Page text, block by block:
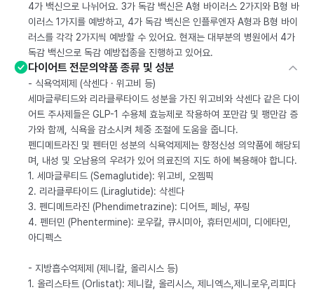
4가 백신으로 나뉘어요. 3가 독감 백신은 A형 바이러스 2가지와 B형 바
이러스 1가지를 예방하고, 4가 독감 백신은 인플루엔자 A형과 B형 바이
러스를 각각 2가지씩 예방할 수 있어요. 현재는 대부분의 병원에서 4가
독감 백신으로 독감 예방접종을 진행하고 있어요.
다이어트 전문의약품 종류 및 성분
- 식욕억제제 (삭센다 · 위고비 등)
세마글루티드와 리라클루타이드 성분을 가진 위고비와 삭센다 같은 다이
어트 주사제들은 GLP-1 수용체 효능제로 작용하여 포만감 및 팽만감 증
가와 함께, 식욕을 감소시켜 체중 조절에 도움을 줍니다.
펜디메트라진 및 펜터민 성분의 식욕억제제는 향정신성 의약품에 해당되
며, 내성 및 오남용의 우려가 있어 의료진의 지도 하에 복용해야 합니다.
1. 세마글루티드 (Semaglutide): 위고비, 오젬픽
2. 리라클루타이드 (Liraglutide): 삭센다
3. 펜디메트라진 (Phendimetrazine): 디어트, 페닝, 푸링
4. 펜터민 (Phentermine): 로우칼, 큐시미아, 휴터민세미, 디에타민,
아디펙스
- 지방흡수억제제 (제니칼, 올리시스 등)
1. 올리스타트 (Orlistat): 제니칼, 올리시스, 제니엑스,제니로우,리피다